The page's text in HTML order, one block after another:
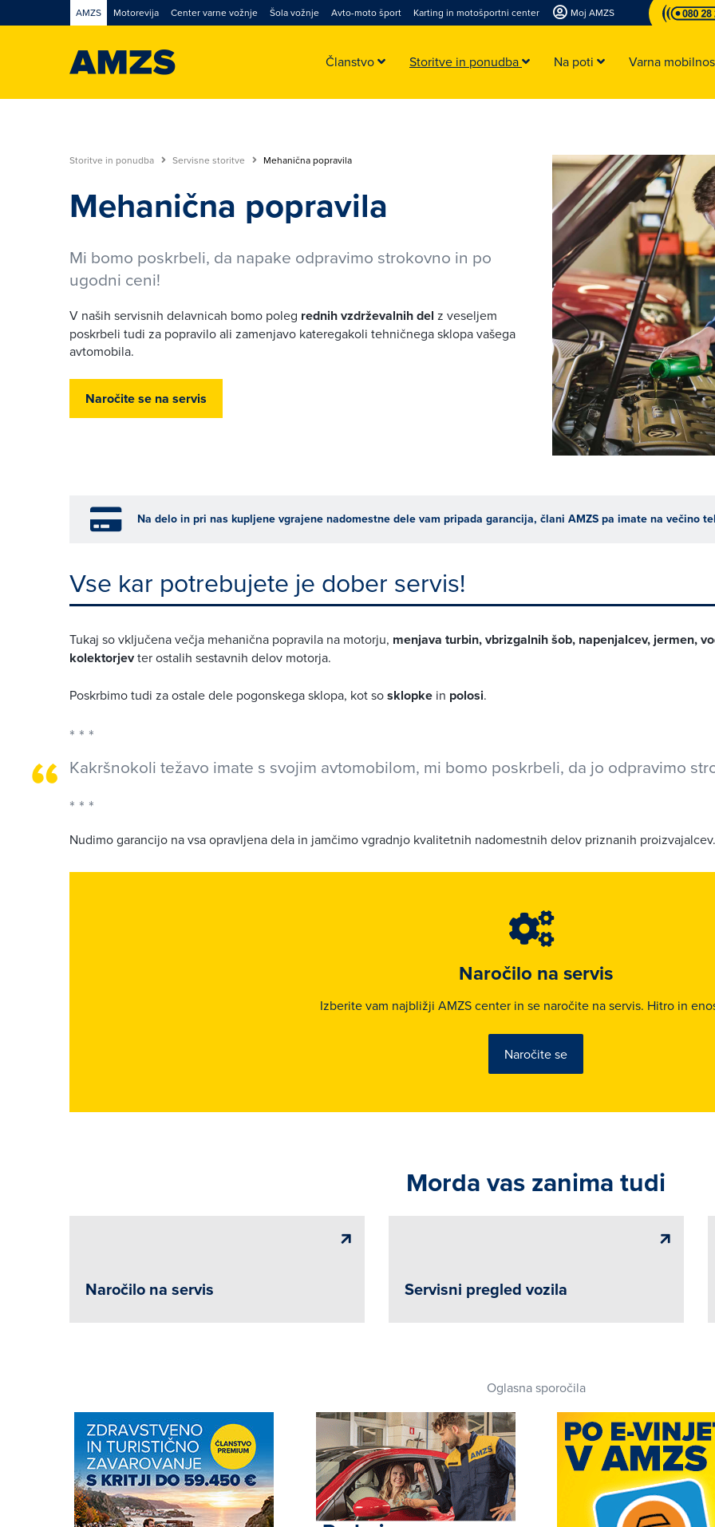
AMZS Motorevija Center varne vožnje Šola vožnje Avto-moto šport Karting in motošportni center Moj AMZS
Članstvo Storitve in ponudba Na poti Varna
Storitve in ponudba Servisne storitve Mehanična popravila
Mehanična popravila
Mi bomo poskrbeli, da napake odpravimo strokovno in po
ugodni ceni!
V naših servisnih delavnicah bomo poleg rednih vzdrževalnih del z veseljem
poskrbeli tudi za popravilo ali zamenjavo kateregakoli tehničnega sklopa vašega
avtomobila.
Naročite se na servis
Na delo in pri nas kupljene vgrajene nadomestne dele vam pripada garancija, člani AMZS pa imate na večino
Vse kar potrebujete je dober servis!
Tukaj so vključena večja mehanična popravila na motorju, menjava turbin, vbrizgalnih šob, napenjalcev, jermen,
kolektorjevter ostalih sestavnih delov motorja.
Poskrbimo tudi za ostale dele pogonskega sklopa, kot sosklopkein polosi.
Kakršnokoli težavo imate s svojim avtomobilom, mi bomo poskrbeli, da jo odpravimo
Nudimo garancijo na vsa opravljena dela in jamčimo vgradnjo kvalitetnih nadomestnih delov priznanih proizvajalcev.
Naročilo na servis
Izberite vam najbližji AMZS center in se naročite na servis. Hitro in
Naročite se
Morda vas zanima tudi
Naročilo na servis Servisni pregled vozila
Oglasna sporočila